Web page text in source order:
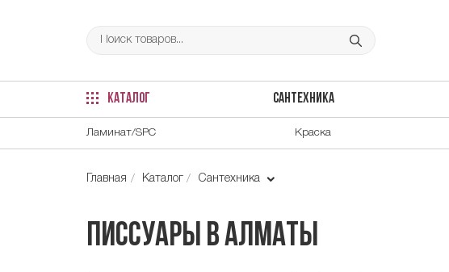
КАТАЛОГ САНТЕХНИКА
Ламинат/SPC Краска
Главная Каталог Сантехника
Писсуары в Алматы